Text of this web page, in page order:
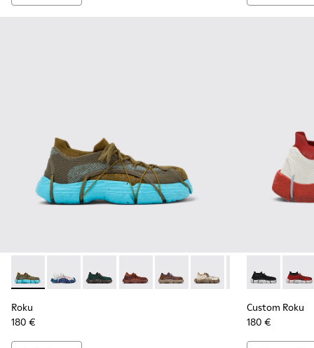
Roku - K100953-007 - Ténis verdes, azuis para homem
Roku - K100953-014 - Sapatilhas têxteis
Roku - K100953-012 - Ténis verdes para homem
Roku - K100953-010 - Ténis bordô para
Roku - K100953-009 - Ténis
Roku - K100953-008 -
Roku -Roku -
Roku
180 €
Custom
Custom Roku
180 €